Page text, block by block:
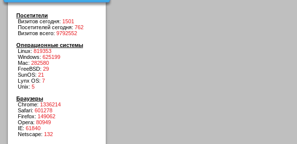
Посетители
Визитов сегодня: 1501
Посетителей сегодня: 762
Визитов всего: 9792552
Операционные системы
Linux: 819353
Windows: 625199
Mac: 282580
FreeBSD: 29
SunOS: 21
Lynx OS: 7
Unix: 5
Браузеры
Chrome: 1336214
Safari: 601278
Firefox: 149062
Opera: 80949
IE: 61840
Netscape: 132